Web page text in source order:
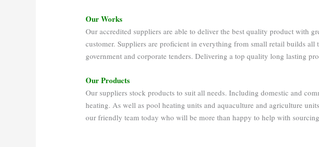
Our Works
Our accredited suppliers are able to deliver the best quality product with
customer. Suppliers are proficient in everything from small retail builds all
government and corporate tenders. Delivering a top quality long lasting
Our Products
Our suppliers stock products to suit all needs. Including domestic and
heating. As well as pool heating units and aquaculture and agriculture
our friendly team today who will be more than happy to help with